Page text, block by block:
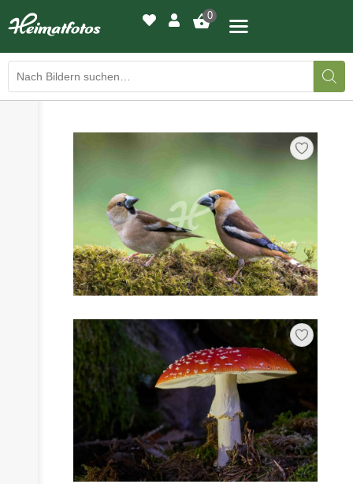
0
BILDERGALERIE
DRUCKQUALITÄTEN
LED-LEUCHTBILDER
WIR DRUCKEN IHR BILD
AUSSTELLUNGEN
KONTAKT